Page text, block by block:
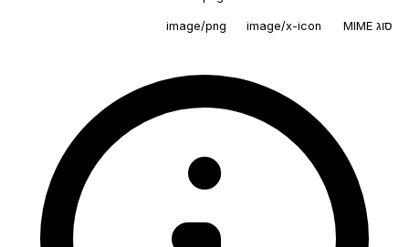
סוג MIME image/x-icon
image/png